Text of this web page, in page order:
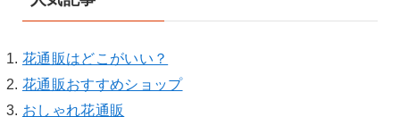
花通販はどこがいい？
花通販おすすめショップ
おしゃれ花通販